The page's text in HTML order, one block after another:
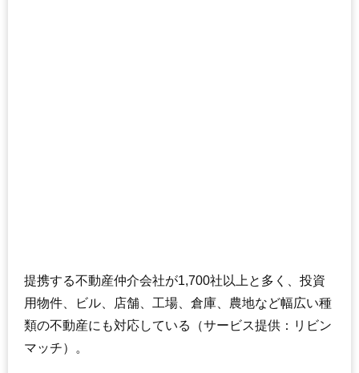
提携する不動産仲介会社が1,700社以上と多く、投資
用物件、ビル、店舗、工場、倉庫、農地など幅広い種
類の不動産にも対応している（サービス提供：リビン
マッチ）。